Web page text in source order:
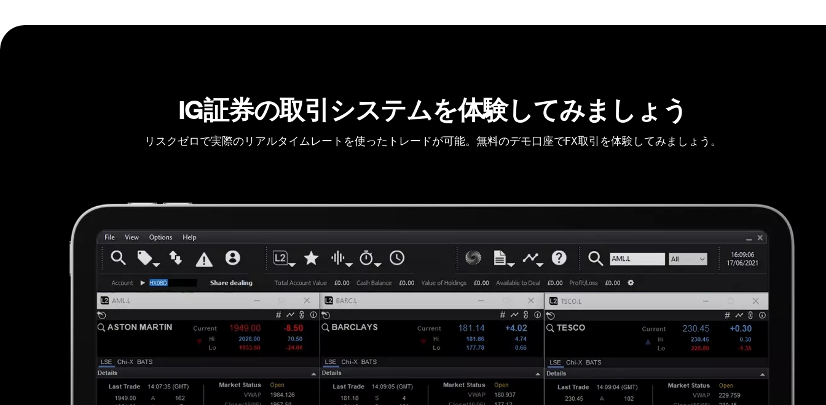
IG証券の取引システムを体験してみましょう
リスクゼロで実際のリアルタイムレートを使ったトレードが可能。無料のデモ口座でFX取引を体験してみましょう。